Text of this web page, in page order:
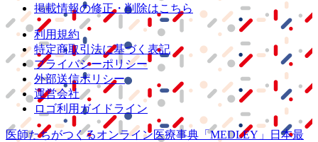
掲載情報の修正・削除はこちら
利用規約
特定商取引法に基づく表記
プライバシーポリシー
外部送信ポリシー
運営会社
ロゴ利用ガイドライン
医師たちがつくるオンライン医療事典 「MEDLEY」
日本最